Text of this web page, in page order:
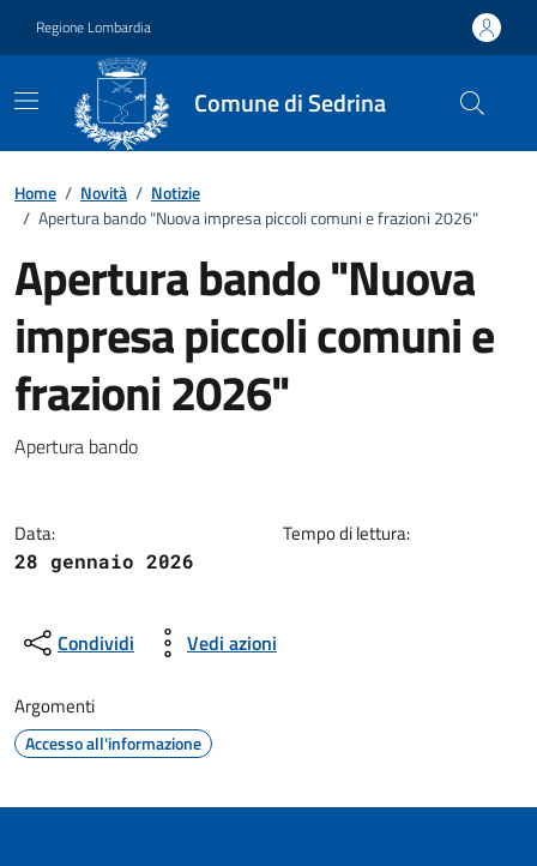
Regione Lombardia
Comune di Sedrina
Home / Novità / Notizie
/ Apertura bando "Nuova impresa piccoli comuni e frazioni 2026"
Apertura bando "Nuova
impresa piccoli comuni e
frazioni 2026"
Dettagli della notizia
Apertura bando
Data:
28 gennaio 2026
Tempo di lettura:
Condividi Vedi azioni
Argomenti
Accesso all'informazione